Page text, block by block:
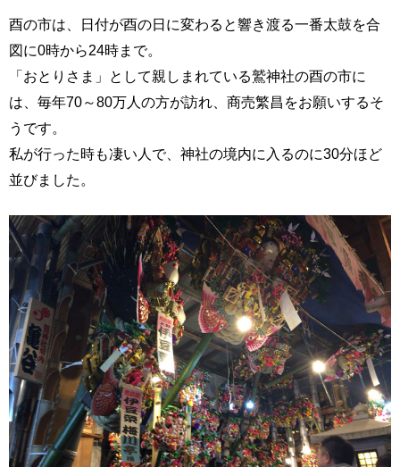
酉の市は、日付が酉の日に変わると響き渡る一番太鼓を合
図に0時から24時まで。
「おとりさま」として親しまれている鷲神社の酉の市に
は、毎年70～80万人の方が訪れ、商売繁昌をお願いするそ
うです。
私が行った時も凄い人で、神社の境内に入るのに30分ほど
並びました。